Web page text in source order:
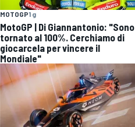
MOTOGP1 g
MotoGP | Di Giannantonio: "Sono
tornato al 100%. Cerchiamo di
giocarcela per vincere il
Mondiale"